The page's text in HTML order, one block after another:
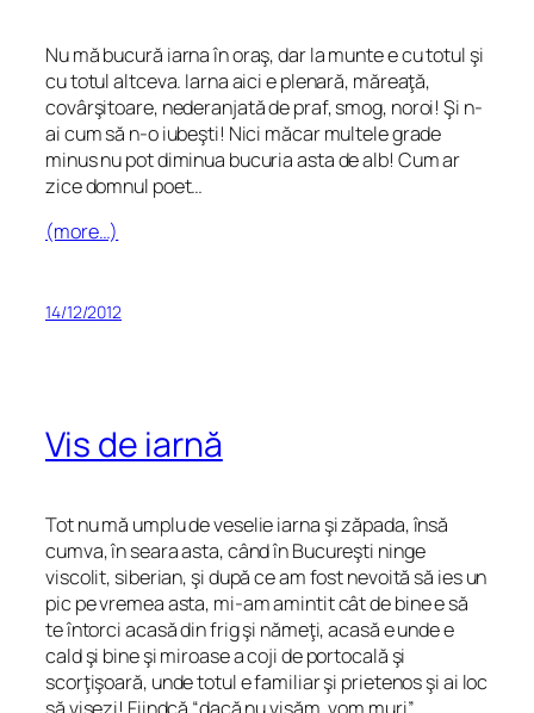
Nu mă bucură iarna în oraş, dar la munte e cu totul şi
cu totul altceva. Iarna aici e plenară, măreaţă,
covârşitoare, nederanjată de praf, smog, noroi! Şi n-
ai cum să n-o iubeşti! Nici măcar multele grade
minus nu pot diminua bucuria asta de alb! Cum ar
zice domnul poet…
(more…)
14/12/2012
Vis de iarnă
Tot nu mă umplu de veselie iarna şi zăpada, însă
cumva, în seara asta, când în Bucureşti ninge
viscolit, siberian, şi după ce am fost nevoită să ies un
pic pe vremea asta, mi-am amintit cât de bine e să
te întorci acasă din frig şi nămeţi, acasă e unde e
cald şi bine şi miroase a coji de portocală şi
scorţişoară, unde totul e familiar şi prietenos şi ai loc